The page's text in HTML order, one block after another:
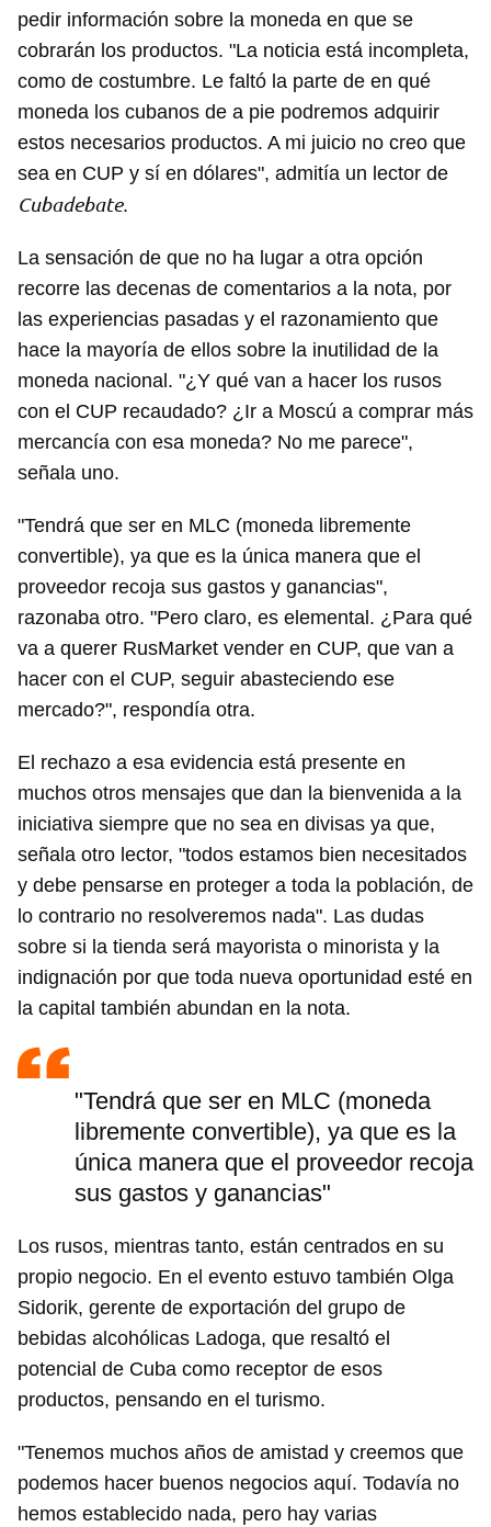
Para poder guardar como favorito, primero has de
iniciar sesión con tu cuenta de 14ymedio.
pedir información sobre la moneda en que se
cobrarán los productos. "La noticia está incompleta,
como de costumbre. Le faltó la parte de en qué
moneda los cubanos de a pie podremos adquirir
estos necesarios productos. A mi juicio no creo que
sea en CUP y sí en dólares", admitía un lector de
Cubadebate.
La sensación de que no ha lugar a otra opción
recorre las decenas de comentarios a la nota, por
las experiencias pasadas y el razonamiento que
hace la mayoría de ellos sobre la inutilidad de la
moneda nacional. "¿Y qué van a hacer los rusos
con el CUP recaudado? ¿Ir a Moscú a comprar más
mercancía con esa moneda? No me parece",
señala uno.
"Tendrá que ser en MLC (moneda libremente
convertible), ya que es la única manera que el
proveedor recoja sus gastos y ganancias",
razonaba otro. "Pero claro, es elemental. ¿Para qué
va a querer RusMarket vender en CUP, que van a
hacer con el CUP, seguir abasteciendo ese
mercado?", respondía otra.
El rechazo a esa evidencia está presente en
muchos otros mensajes que dan la bienvenida a la
iniciativa siempre que no sea en divisas ya que,
señala otro lector, "todos estamos bien necesitados
y debe pensarse en proteger a toda la población, de
lo contrario no resolveremos nada". Las dudas
sobre si la tienda será mayorista o minorista y la
indignación por que toda nueva oportunidad esté en
la capital también abundan en la nota.
"Tendrá que ser en MLC (moneda
libremente convertible), ya que es la
única manera que el proveedor recoja
sus gastos y ganancias"
Los rusos, mientras tanto, están centrados en su
propio negocio. En el evento estuvo también Olga
Sidorik, gerente de exportación del grupo de
bebidas alcohólicas Ladoga, que resaltó el
potencial de Cuba como receptor de esos
productos, pensando en el turismo.
"Tenemos muchos años de amistad y creemos que
podemos hacer buenos negocios aquí. Todavía no
hemos establecido nada, pero hay varias